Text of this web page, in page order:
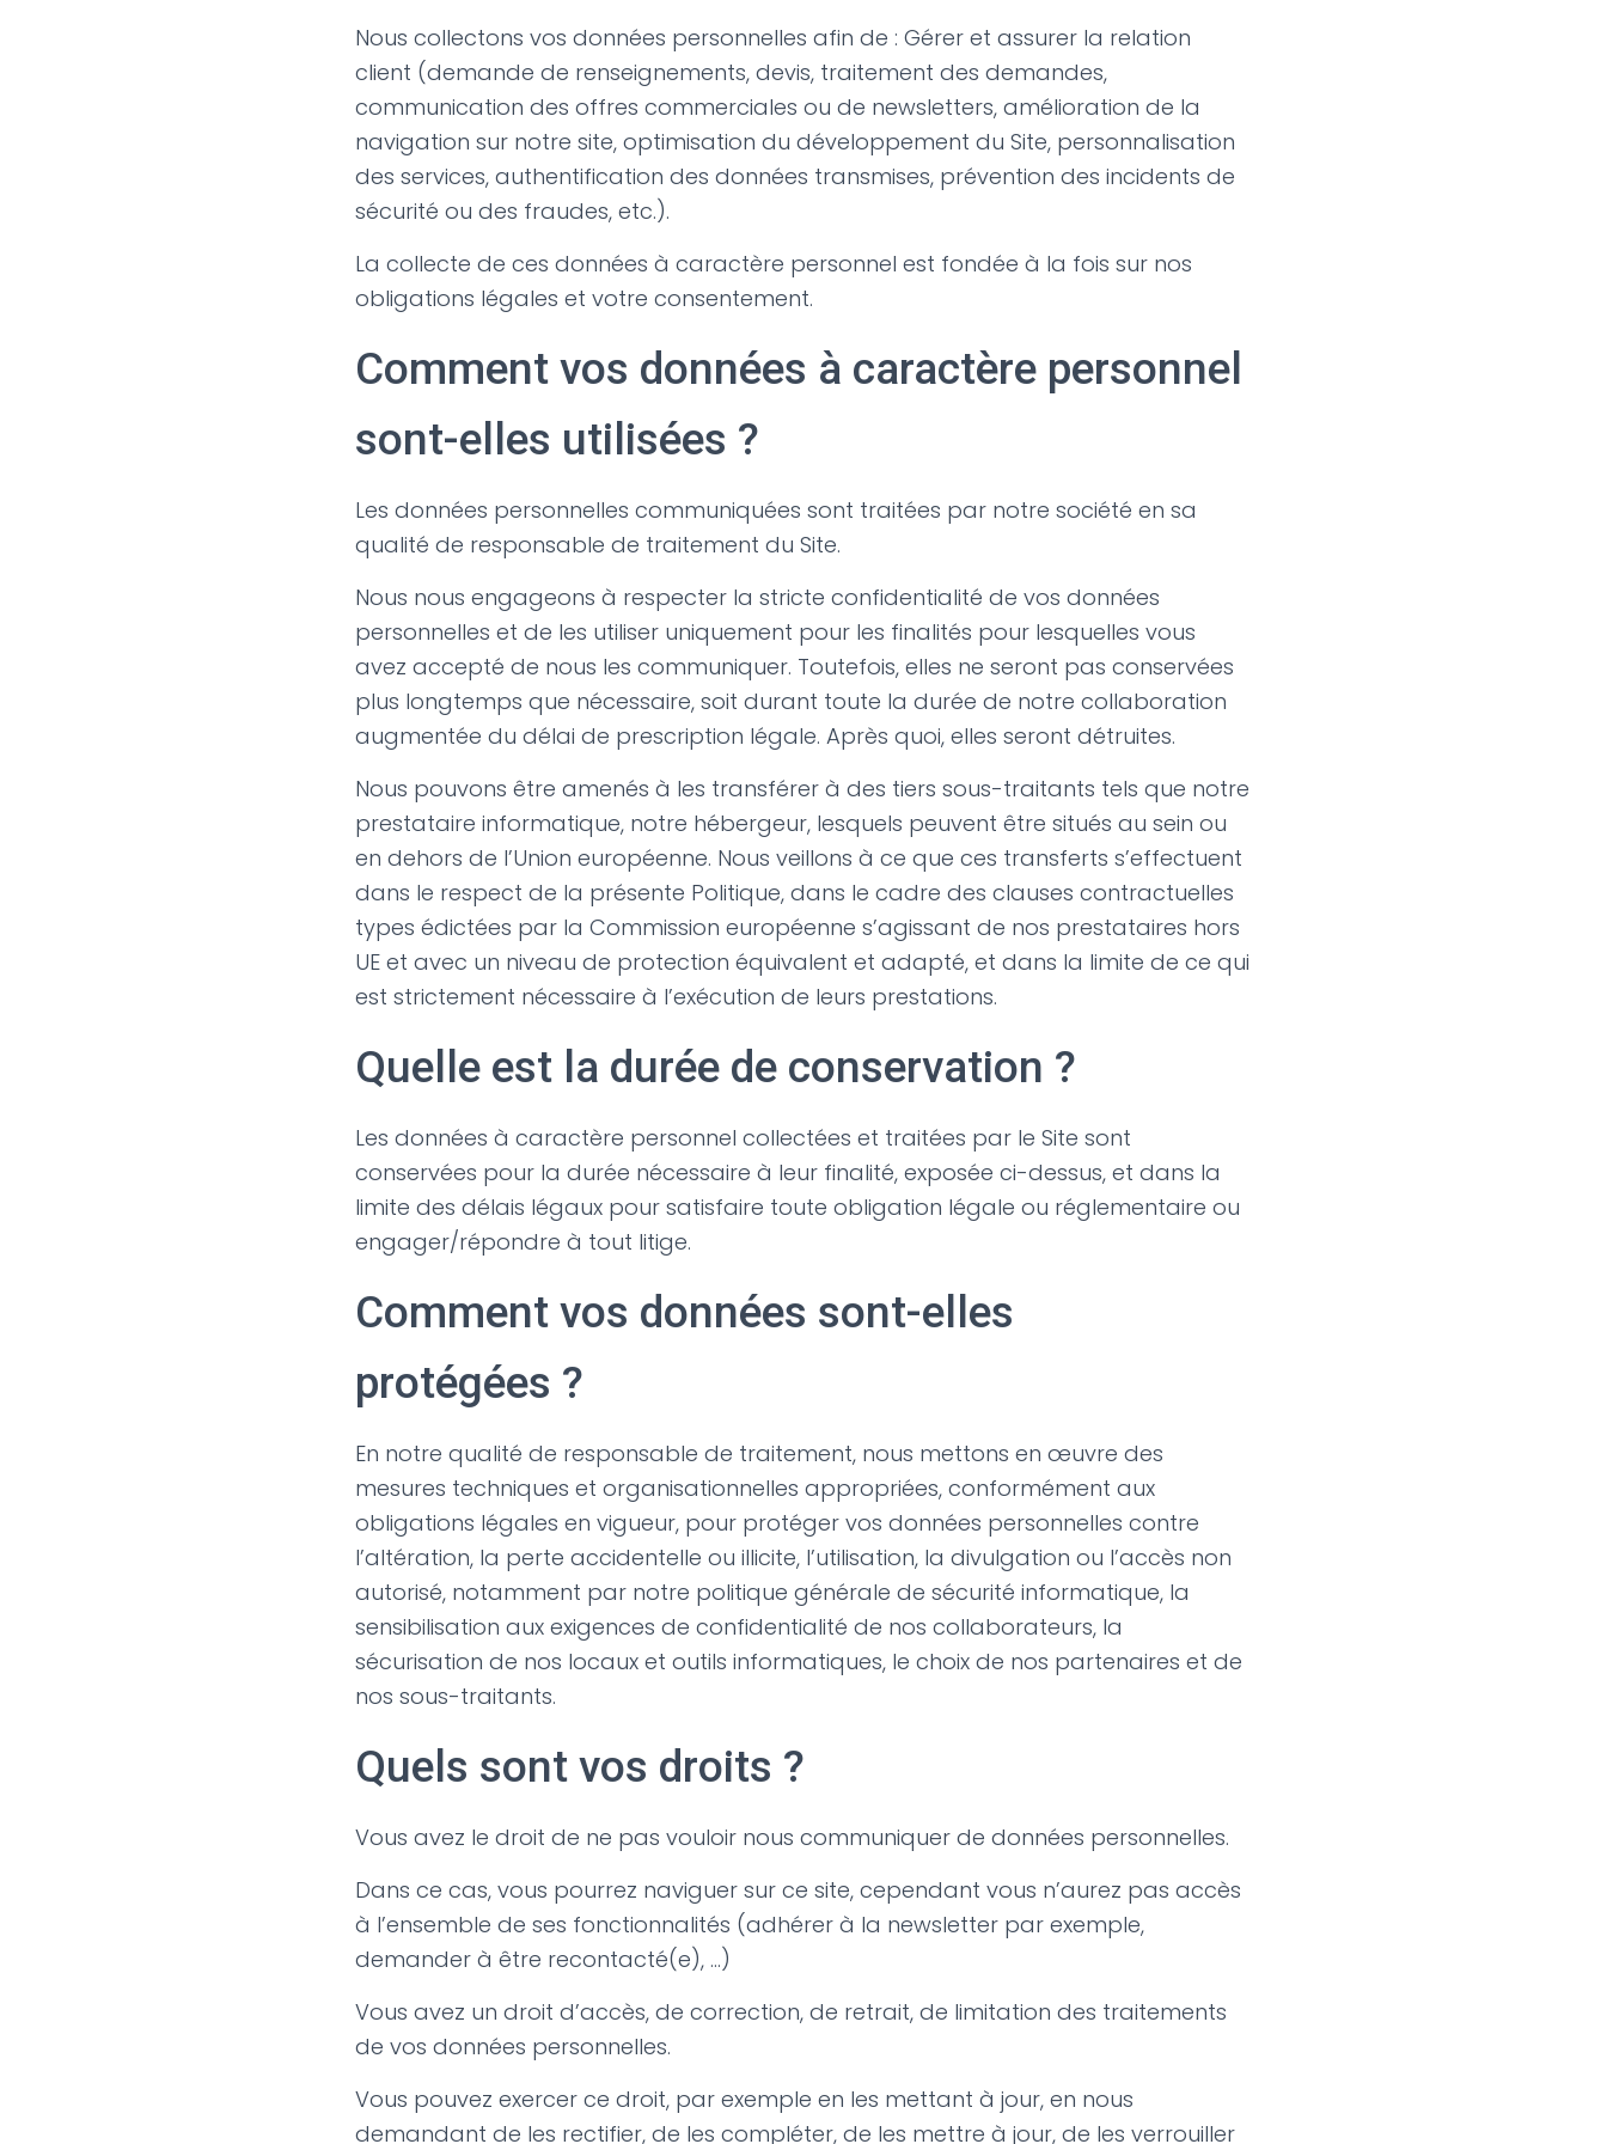
Nous collectons vos données personnelles afin de : Gérer et assurer la relation
client (demande de renseignements, devis, traitement des demandes,
communication des offres commerciales ou de newsletters, amélioration de la
navigation sur notre site, optimisation du développement du Site, personnalisation
des services, authentification des données transmises, prévention des incidents de
sécurité ou des fraudes, etc.).
La collecte de ces données à caractère personnel est fondée à la fois sur nos
obligations légales et votre consentement.
Comment vos données à caractère personnel
sont-elles utilisées ?
Les données personnelles communiquées sont traitées par notre société en sa
qualité de responsable de traitement du Site.
Nous nous engageons à respecter la stricte confidentialité de vos données
personnelles et de les utiliser uniquement pour les finalités pour lesquelles vous
avez accepté de nous les communiquer. Toutefois, elles ne seront pas conservées
plus longtemps que nécessaire, soit durant toute la durée de notre collaboration
augmentée du délai de prescription légale. Après quoi, elles seront détruites.
Nous pouvons être amenés à les transférer à des tiers sous-traitants tels que notre
prestataire informatique, notre hébergeur, lesquels peuvent être situés au sein ou
en dehors de l’Union européenne. Nous veillons à ce que ces transferts s’effectuent
dans le respect de la présente Politique, dans le cadre des clauses contractuelles
types édictées par la Commission européenne s’agissant de nos prestataires hors
UE et avec un niveau de protection équivalent et adapté, et dans la limite de ce qui
est strictement nécessaire à l’exécution de leurs prestations.
Quelle est la durée de conservation ?
Les données à caractère personnel collectées et traitées par le Site sont
conservées pour la durée nécessaire à leur finalité, exposée ci-dessus, et dans la
limite des délais légaux pour satisfaire toute obligation légale ou réglementaire ou
engager/répondre à tout litige.
Comment vos données sont-elles
protégées ?
En notre qualité de responsable de traitement, nous mettons en œuvre des
mesures techniques et organisationnelles appropriées, conformément aux
obligations légales en vigueur, pour protéger vos données personnelles contre
l’altération, la perte accidentelle ou illicite, l’utilisation, la divulgation ou l’accès non
autorisé, notamment par notre politique générale de sécurité informatique, la
sensibilisation aux exigences de confidentialité de nos collaborateurs, la
sécurisation de nos locaux et outils informatiques, le choix de nos partenaires et de
nos sous-traitants.
Quels sont vos droits ?
Vous avez le droit de ne pas vouloir nous communiquer de données personnelles.
Dans ce cas, vous pourrez naviguer sur ce site, cependant vous n’aurez pas accès
à l’ensemble de ses fonctionnalités (adhérer à la newsletter par exemple,
demander à être recontacté(e), …)
Vous avez un droit d’accès, de correction, de retrait, de limitation des traitements
de vos données personnelles.
Vous pouvez exercer ce droit, par exemple en les mettant à jour, en nous
demandant de les rectifier, de les compléter, de les mettre à jour, de les verrouiller